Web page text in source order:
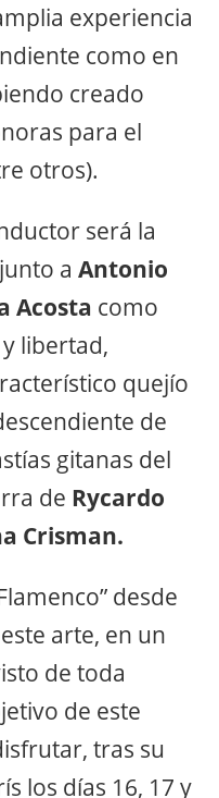
experiencia
como en
creado
para el
otros).
será la
junto a Antonio
Acosta como
libertad,
quejío
de
gitanas del
de Rycardo
Crisman.
desde
arte, en un
de toda
de este
tras su
los días 16, 17 y